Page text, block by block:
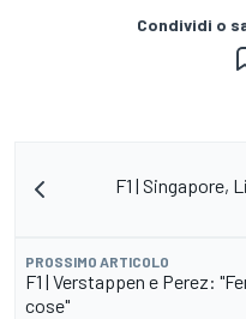
Condividi o
F1 | Singapore,
PROSSIMO ARTICOLO
F1 | Verstappen e Perez:
cose"